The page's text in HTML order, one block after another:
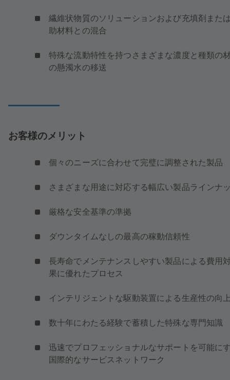
繊維状物質のソリューションおよび充填剤また
助材料との混合
特殊な流動特性を持つさまざまな濃度と種類の
の懸濁水の移送
お客様のメリット
個々のニーズに合わせて完璧に調整された製品
さまざまな用途に対応する幅広い製品ラインナ
厳格な安全基準の準拠
ダウンタイムなしの最高の稼動信頼性
長寿命でメンテナンスしやすい製品による費用
果に優れたプロセス
インテリジェントな駆動装置による生産性の向
数十年にわたる経験で蓄積した特殊な専門知識
迅速でプロフェッショナルなサポートを可能に
国際的なサービスネットワーク